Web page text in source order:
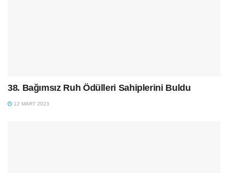
38. Bağımsız Ruh Ödülleri Sahiplerini Buldu
12 MART 2023